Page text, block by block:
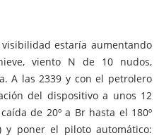
estaría aumentando
viento N de 10 nudos,
A las 2339 y con el petrolero
del dispositivo a unos 12
de 20º a Br hasta el 180º
y poner el piloto automático: